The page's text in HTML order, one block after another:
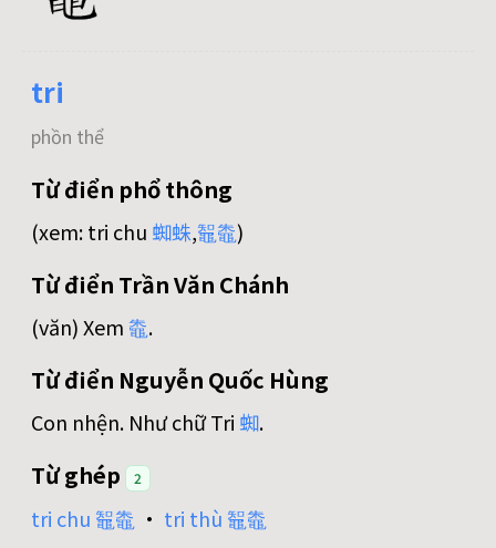
tri
phồn thể
Từ điển phổ thông
(xem: tri chu 蜘蛛,鼅鼄)
Từ điển Trần Văn Chánh
(văn) Xem鼄.
Từ điển Nguyễn Quốc Hùng
Con nhện. Như chữ Tri 蜘.
Từ ghép 2
tri chu 鼅鼄 • tri thù 鼅鼄